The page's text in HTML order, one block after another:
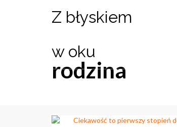
Z błyskiem
w oku
rodzina